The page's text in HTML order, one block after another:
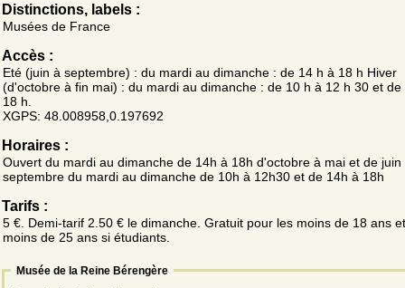
Distinctions, labels :
Musées de France
Accès :
Eté (juin à septembre) : du mardi au dimanche : de 14 h à 18 h Hiver
(d'octobre à fin mai) : du mardi au dimanche : de 10 h à 12 h 30 et de
18 h.
XGPS: 48.008958,0.197692
Horaires :
Ouvert du mardi au dimanche de 14h à 18h d'octobre à mai et de juin
septembre du mardi au dimanche de 10h à 12h30 et de 14h à 18h
Tarifs :
5 €. Demi-tarif 2.50 € le dimanche. Gratuit pour les moins de 18 ans
moins de 25 ans si étudiants.
Musée de la Reine Bérengère